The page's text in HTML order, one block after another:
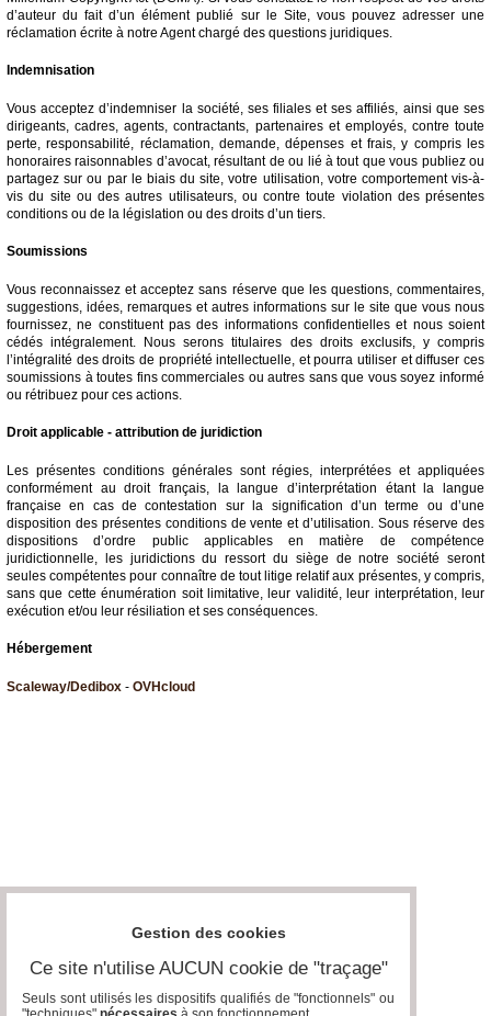
d’auteur du fait d’un élément publié sur le Site, vous pouvez adresser une
réclamation écrite à notre Agent chargé des questions juridiques.
Indemnisation
Vous acceptez d’indemniser la société, ses filiales et ses affiliés, ainsi que ses
dirigeants, cadres, agents, contractants, partenaires et employés, contre toute
perte, responsabilité, réclamation, demande, dépenses et frais, y compris les
honoraires raisonnables d’avocat, résultant de ou lié à tout que vous publiez ou
partagez sur ou par le biais du site, votre utilisation, votre comportement vis-à-
vis du site ou des autres utilisateurs, ou contre toute violation des présentes
conditions ou de la législation ou des droits d’un tiers.
Soumissions
Vous reconnaissez et acceptez sans réserve que les questions, commentaires,
suggestions, idées, remarques et autres informations sur le site que vous nous
fournissez, ne constituent pas des informations confidentielles et nous soient
cédés intégralement. Nous serons titulaires des droits exclusifs, y compris
l’intégralité des droits de propriété intellectuelle, et pourra utiliser et diffuser ces
soumissions à toutes fins commerciales ou autres sans que vous soyez informé
ou rétribuez pour ces actions.
Droit applicable - attribution de juridiction
Les présentes conditions générales sont régies, interprétées et appliquées
conformément au droit français, la langue d’interprétation étant la langue
française en cas de contestation sur la signification d’un terme ou d’une
disposition des présentes conditions de vente et d’utilisation. Sous réserve des
dispositions d’ordre public applicables en matière de compétence
juridictionnelle, les juridictions du ressort du siège de notre société seront
seules compétentes pour connaître de tout litige relatif aux présentes, y compris,
sans que cette énumération soit limitative, leur validité, leur interprétation, leur
exécution et/ou leur résiliation et ses conséquences.
Hébergement
Scaleway/Dedibox - OVHcloud
Gestion des cookies
Ce site n'utilise AUCUN cookie de "traçage"
Seuls sont utilisés les dispositifs qualifiés de "fonctionnels" ou